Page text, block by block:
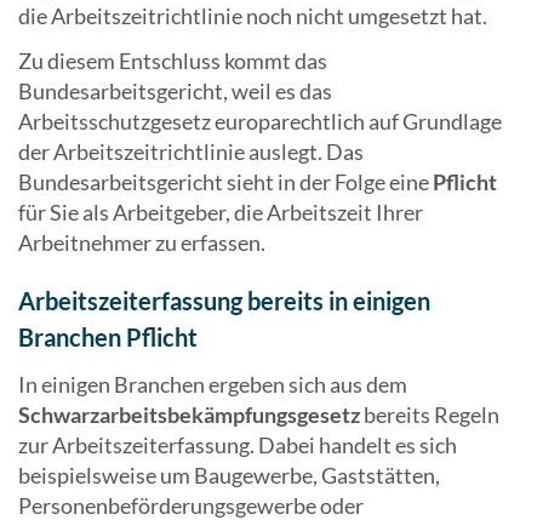
die Arbeitszeitrichtlinie noch nicht umgesetzt hat.
Zu diesem Entschluss kommt das
Bundesarbeitsgericht, weil es das
Arbeitsschutzgesetz europarechtlich auf Grundlage
der Arbeitszeitrichtlinie auslegt. Das
Bundesarbeitsgericht sieht in der Folge einePflicht
für Sie als Arbeitgeber, die Arbeitszeit Ihrer
Arbeitnehmer zu erfassen.
Arbeitszeiterfassung bereits in einigen
Branchen Pflicht
In einigen Branchen ergeben sich aus dem
Schwarzarbeitsbekämpfungsgesetzbereits Regeln
zur Arbeitszeiterfassung. Dabei handelt es sich
beispielsweise um Baugewerbe, Gaststätten,
Personenbeförderungsgewerbe oder